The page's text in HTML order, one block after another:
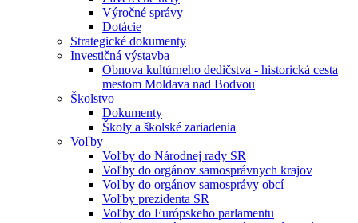
Výročné správy
Dotácie
Strategické dokumenty
Investičná výstavba
Obnova kultúrneho dedičstva - historická cesta
mestom Moldava nad Bodvou
Školstvo
Dokumenty
Školy a školské zariadenia
Voľby
Voľby do Národnej rady SR
Voľby do orgánov samosprávnych krajov
Voľby do orgánov samosprávy obcí
Voľby prezidenta SR
Voľby do Európskeho parlamentu